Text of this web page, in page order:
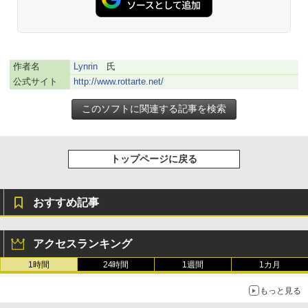
出す プロンプトの言葉 AI画像生成シリー
ズ (はぴーイラストLabo)
￥99
非エンジニア 初心者 素人 でも安心 使い
方 マニュアル AI副業にもコンテンツ作成
めのAIコーディング入門シリーズ
￥99
FM TOWNS ハイパー・カタログ: 本体ハ
ードウェア・市販ソフトウェアのパーフ
ク
￥27,980
Amazon Kindle - 目に優しい、かさばら
ない、大きな画面で読みやすい、6週間持
書籍リーダー、ブラック、16GB、広告な
し
持続バッテリー、広告なし、メタリック
ブラック
Amazon Kindle Colorsoft | 16GBストレ
作者名 Lynrin氏
公式サイト
http://www.rottarte.net/
トップページに戻る
おすすめ記事
アクセスランキング
1時間 24時間 1週間 1カ月
もっと見る